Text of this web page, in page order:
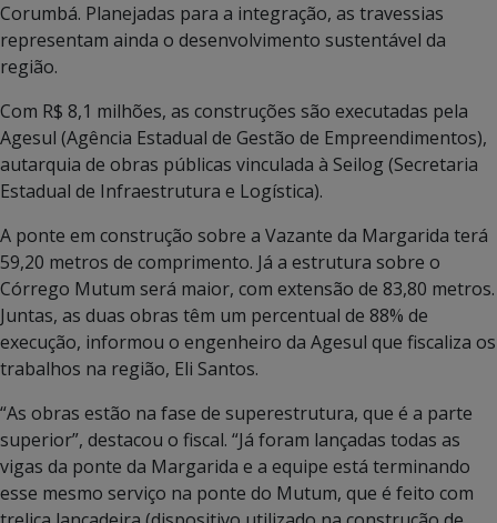
Corumbá. Planejadas para a integração, as travessias
representam ainda o desenvolvimento sustentável da
região.
Com R$ 8,1 milhões, as construções são executadas pela
Agesul (Agência Estadual de Gestão de Empreendimentos),
autarquia de obras públicas vinculada à Seilog (Secretaria
Estadual de Infraestrutura e Logística).
A ponte em construção sobre a Vazante da Margarida terá
59,20 metros de comprimento. Já a estrutura sobre o
Córrego Mutum será maior, com extensão de 83,80 metros.
Juntas, as duas obras têm um percentual de 88% de
execução, informou o engenheiro da Agesul que fiscaliza os
trabalhos na região, Eli Santos.
“As obras estão na fase de superestrutura, que é a parte
superior”, destacou o fiscal. “Já foram lançadas todas as
vigas da ponte da Margarida e a equipe está terminando
esse mesmo serviço na ponte do Mutum, que é feito com